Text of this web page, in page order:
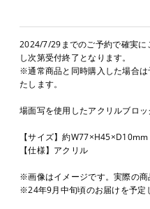
2024/7/29までのご予約で確実に
し次第受付終了となります。
※通常商品と同時購入した場合
たします。
場面写を使用したアクリルブロッ
【サイズ】約W77×H45×D10mm
【仕様】アクリル
※画像はイメージです。実際の商
※24年9月中旬頃のお届けを予定